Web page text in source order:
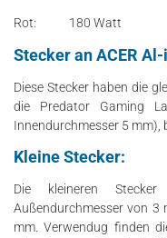
Rot: 180 Watt
Stecker an ACER
Diese Stecker haben die
die Predator Gaming
Innendurchmesser 5 mm),
Kleine Stecker:
Die kleineren
Außendurchmesser von 3
mm. Verwendug finden